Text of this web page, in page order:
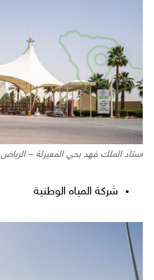
استاد الملك فهد بحي المعيزلة – الرياض
شركة المياه الوطنية